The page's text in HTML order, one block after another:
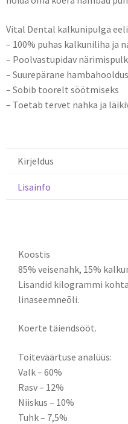
Vital Dental kalkunipulga
– 100% puhas kalkuniliha ja
– Poolvastupidav närimispulk
– Suurepärane
– Sobib toorelt söötmiseks
– Toetab tervet nahka ja
Kirjeldus
Lisainfo
Koostis
85% veisenahk, 15%
Lisandid kilogrammi
linaseemneõli.
Koerte täiendsööt.
Toiteväärtuse analüüs:
Valk – 60%
Rasv – 12%
Niiskus – 10%
Tuhk – 7,5%